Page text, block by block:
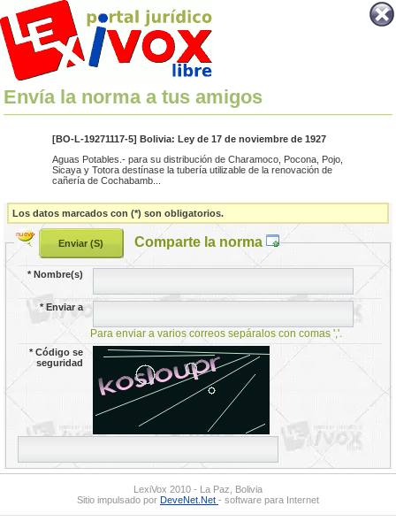
Envía la norma a tus amigos
[BO-L-19271117-5] Bolivia: Ley de 17 de noviembre de 1927
Aguas Potables.- para su distribución de Charamoco, Pocona, Pojo,
Sicaya y Totora destínase la tubería utilizable de la renovación de
cañería de Cochabamb...
Los datos marcados con (*) son obligatorios.
Comparte la norma
*Nombre(s)
*Enviar a
Para enviar a varios correos sepáralos con comas ','.
*Código se
seguridad
LexiVox 2010 - La Paz, Bolivia
Sitio impulsado por DeveNet.Net - software para Internet